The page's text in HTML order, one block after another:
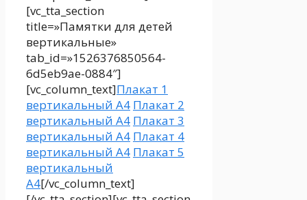
[vc_tta_section
title=»Памятки для детей
вертикальные»
tab_id=»1526376850564-
6d5eb9ae-0884″]
[vc_column_text]Плакат 1
вертикальный А4 Плакат 2
вертикальный А4 Плакат 3
вертикальный А4 Плакат 4
вертикальный А4 Плакат 5
вертикальный
А4[/vc_column_text]